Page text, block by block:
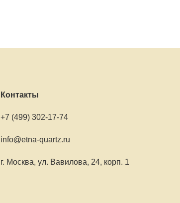
Контакты
+7 (499) 302-17-74
info@etna-quartz.ru
г. Москва, ул. Вавилова, 24, корп. 1